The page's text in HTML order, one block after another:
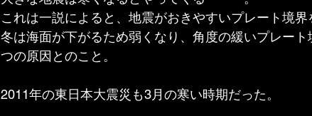
これは一説によると、地震がおきやすいプレート境界
冬は海面が下がるため弱くなり、角度の緩いプレー
つの原因とのこと。
2011年の東日本大震災も3月の寒い時期だった。